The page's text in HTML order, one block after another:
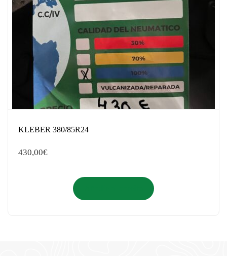
KLEBER 380/85R24
430,00€